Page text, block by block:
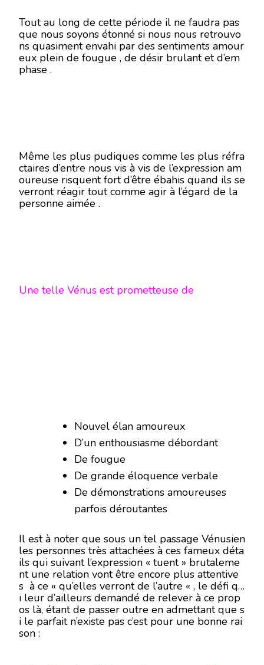
Tout au long de cette période il ne faudra pas
que nous soyons étonné si nous nous retrouvo
ns quasiment envahi par des sentiments amour
eux plein de fougue , de désir brulant et d’em
phase .
Même les plus pudiques comme les plus réfra
ctaires d’entre nous vis à vis de l’expression am
oureuse risquent fort d’être ébahis quand ils se
verront réagir tout comme agir à l’égard de la
personne aimée .
Une telle Vénus est prometteuse de
Nouvel élan amoureux
D’un enthousiasme débordant
De fougue
De grande éloquence verbale
De démonstrations amoureuses
parfois déroutantes
Il est à noter que sous un tel passage Vénusien
les personnes très attachées à ces fameux déta
ils qui suivant l’expression « tuent » brutaleme
nt une relation vont être encore plus attentive
s à ce « qu’elles verront de l’autre « , le défi qu
i leur d’ailleurs demandé de relever à ce prop
os là, étant de passer outre en admettant que s
i le parfait n’existe pas c’est pour une bonne rai
son :